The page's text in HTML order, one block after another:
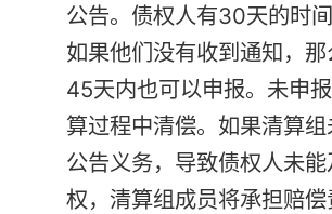
公告。债权人有30天的时间
如果他们没有收到通知，
45天内也可以申报。未申
算过程中清偿。如果清算
公告义务，导致债权人未
权，清算组成员将承担赔偿